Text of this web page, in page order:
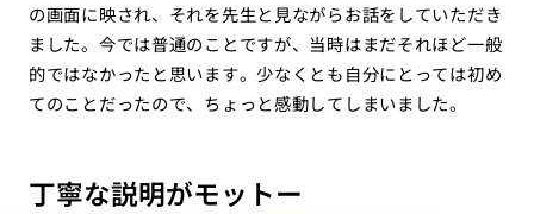
の画面に映され、それを先生と見ながらお話をしていただき
ました。今では普通のことですが、当時はまだそれほど一般
的ではなかったと思います。少なくとも自分にとっては初め
てのことだったので、ちょっと感動してしまいました。
丁寧な説明がモットー